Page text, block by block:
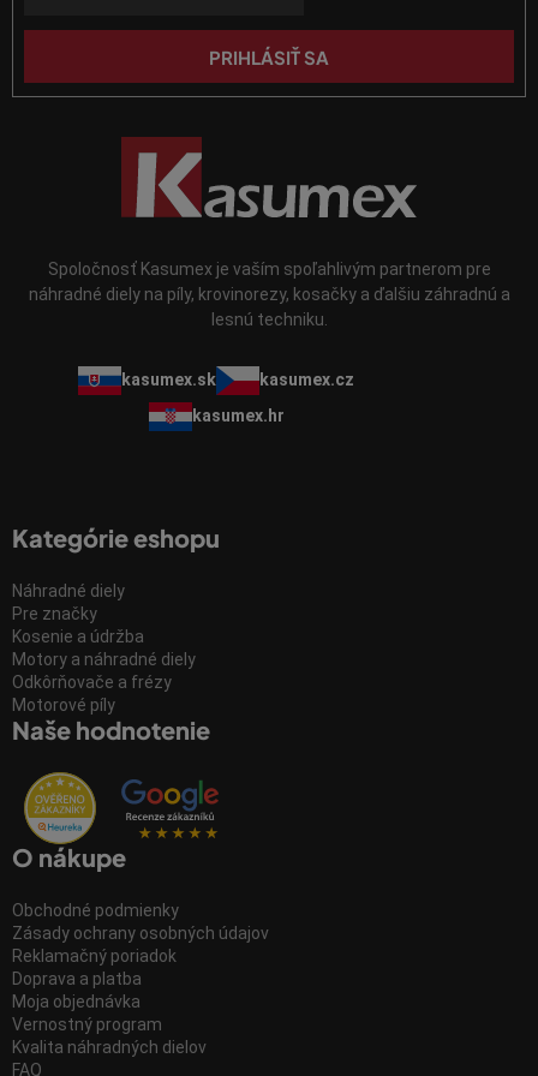
ý
p
i
Spoločnosť Kasumex je vaším spoľahlivým partnerom pre
náhradné diely na píly, krovinorezy, kosačky a ďalšiu záhradnú a
lesnú techniku.
kasumex.sk
kasumex.cz
kasumex.hr
Kategórie eshopu
Náhradné diely
Pre značky
Kosenie a údržba
Motory a náhradné diely
Odkôrňovače a frézy
Motorové píly
Naše hodnotenie
O nákupe
Obchodné podmienky
Zásady ochrany osobných údajov
Reklamačný poriadok
Doprava a platba
Moja objednávka
Vernostný program
Kvalita náhradných dielov
FAQ
PRIHLÁSIŤ SA